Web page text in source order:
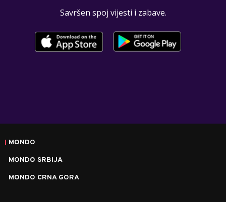
Savršen spoj vijesti i zabave.
MONDO
MONDO SRBIJA
MONDO CRNA GORA